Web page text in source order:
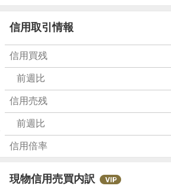
信用取引情報
信用買残
前週比
信用売残
前週比
信用倍率
現物信用売買内訳